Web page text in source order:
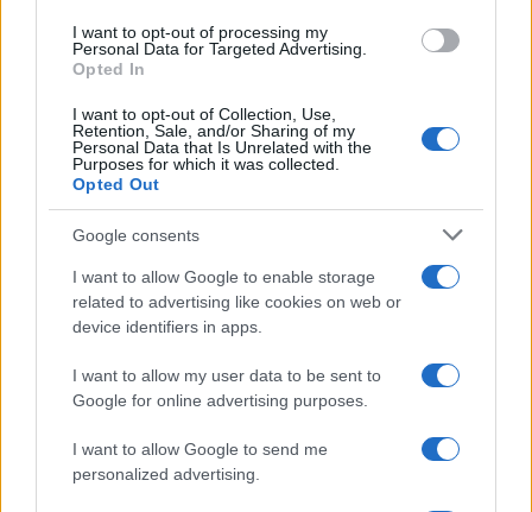
I want to opt-out of processing my
Personal Data for Targeted Advertising.
Opted In
I want to opt-out of Collection, Use,
Retention, Sale, and/or Sharing of my
Personal Data that Is Unrelated with the
Purposes for which it was collected.
Opted Out
Google consents
I want to allow Google to enable storage
related to advertising like cookies on web or
device identifiers in apps.
I want to allow my user data to be sent to
Google for online advertising purposes.
I want to allow Google to send me
personalized advertising.
CIENCIA Y TECNOLOGÍA
consejos para fotografiar eclipses solares